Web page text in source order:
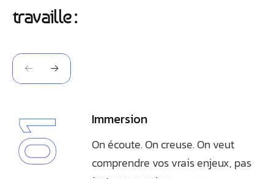
travaille:
01 Immersion
On écoute. On creuse. On veut
comprendre vos vrais enjeux, pas